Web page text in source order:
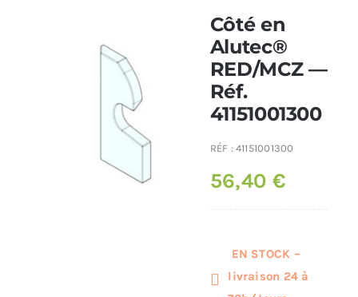
Conduit de fumées
Côté en
Alutec®
RED/MCZ —
Réf.
41151001300
RÉF :41151001300
56,40€
EN STOCK –
livraison 24 à